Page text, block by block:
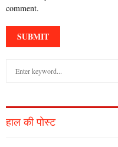
comment.
h
हाल की पोस्ट